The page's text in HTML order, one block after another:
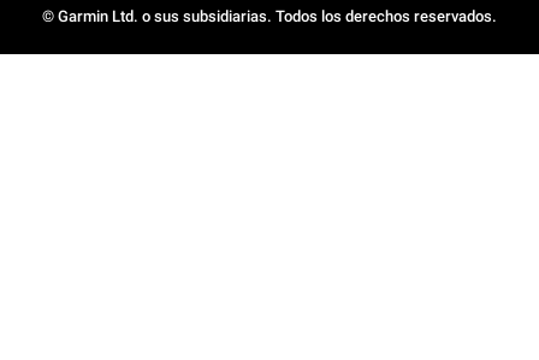
© Garmin Ltd. o sus subsidiarias. Todos los derechos reservados.